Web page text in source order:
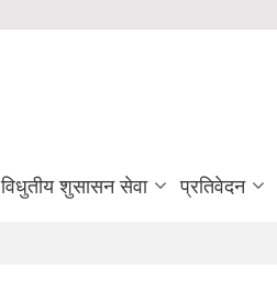
विधुतीय शुसासन सेवा प्रतिवेदन